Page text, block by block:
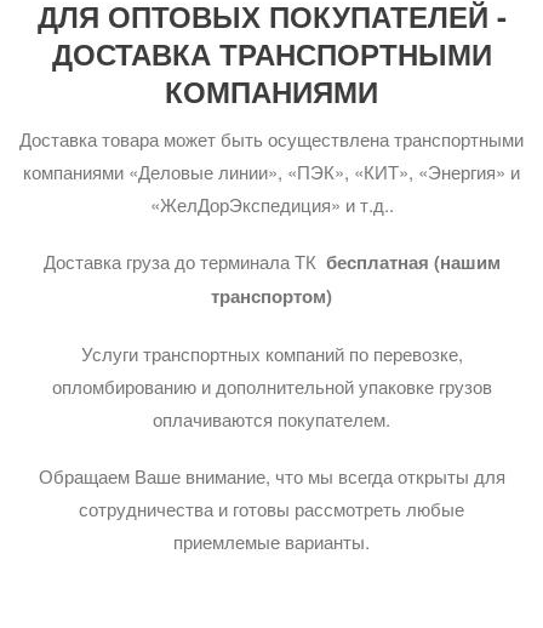
ДЛЯ ОПТОВЫХ ПОКУПАТЕЛЕЙ -
ДОСТАВКА ТРАНСПОРТНЫМИ
КОМПАНИЯМИ
Доставка товара может быть осуществлена транспортными
компаниями «Деловые линии», «ПЭК», «КИТ», «Энергия» и
«ЖелДорЭкспедиция» и т.д..
Доставка груза до терминала ТК бесплатная (нашим
транспортом)
Услуги транспортных компаний по перевозке,
опломбированию и дополнительной упаковке грузов
оплачиваются покупателем.
Обращаем Ваше внимание, что мы всегда открыты для
сотрудничества и готовы рассмотреть любые
приемлемые варианты.